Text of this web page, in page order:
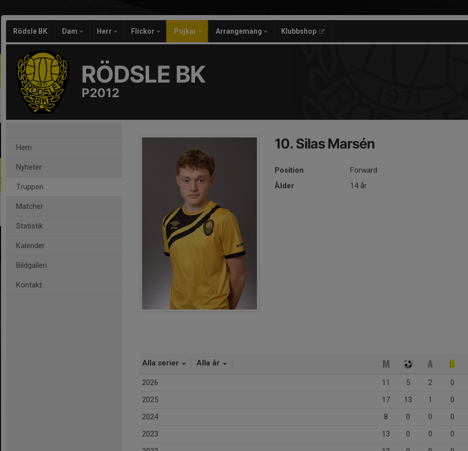
Rödsle BK Dam Herr Flickor Pojkar Arrangemang Klubbshop
RÖDSLE BK
P2012
Hem
Nyheter
Truppen
Matcher
Statistik
Kalender
Bildgalleri
Kontakt
10. Silas Marsén
Position
Forward
Ålder
14 år
Alla serier Alla år
2026 11 5 2 0
2025
17 13 1 0
2024
8 0 0 0
2023
13 0 0 0